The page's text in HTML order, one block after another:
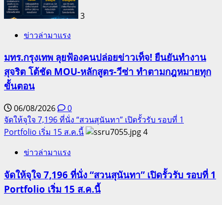
3
ข่าวล่ามาแรง
มทร.กรุงเทพ ลุยฟ้องคนปล่อยข่าวเท็จ! ยืนยันทำงาน
สุจริต โต้ชัด MOU-หลักสูตร-วีซ่า ทำตามกฎหมายทุก
ขั้นตอน
06/08/2026
0
จัดให้จุใจ 7,196 ที่นั่ง “สวนสุนันทา” เปิดรั้วรับ รอบที่ 1
Portfolio เริ่ม 15 ส.ค.นี้
4
ข่าวล่ามาแรง
จัดให้จุใจ 7,196 ที่นั่ง “สวนสุนันทา” เปิดรั้วรับ รอบที่ 1
Portfolio เริ่ม 15 ส.ค.นี้